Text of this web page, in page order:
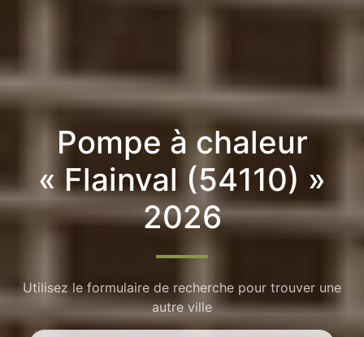
Pompe à chaleur
« Flainval (54110) »
2026
Utilisez le formulaire de recherche pour trouver une
autre ville